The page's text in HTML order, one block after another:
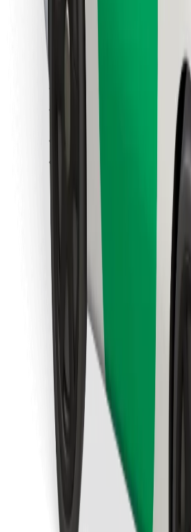
Ehdot
Evästeet
Turvallisuus
Löydä lempiruokasi!
Lataa Bolt Food -sovellus